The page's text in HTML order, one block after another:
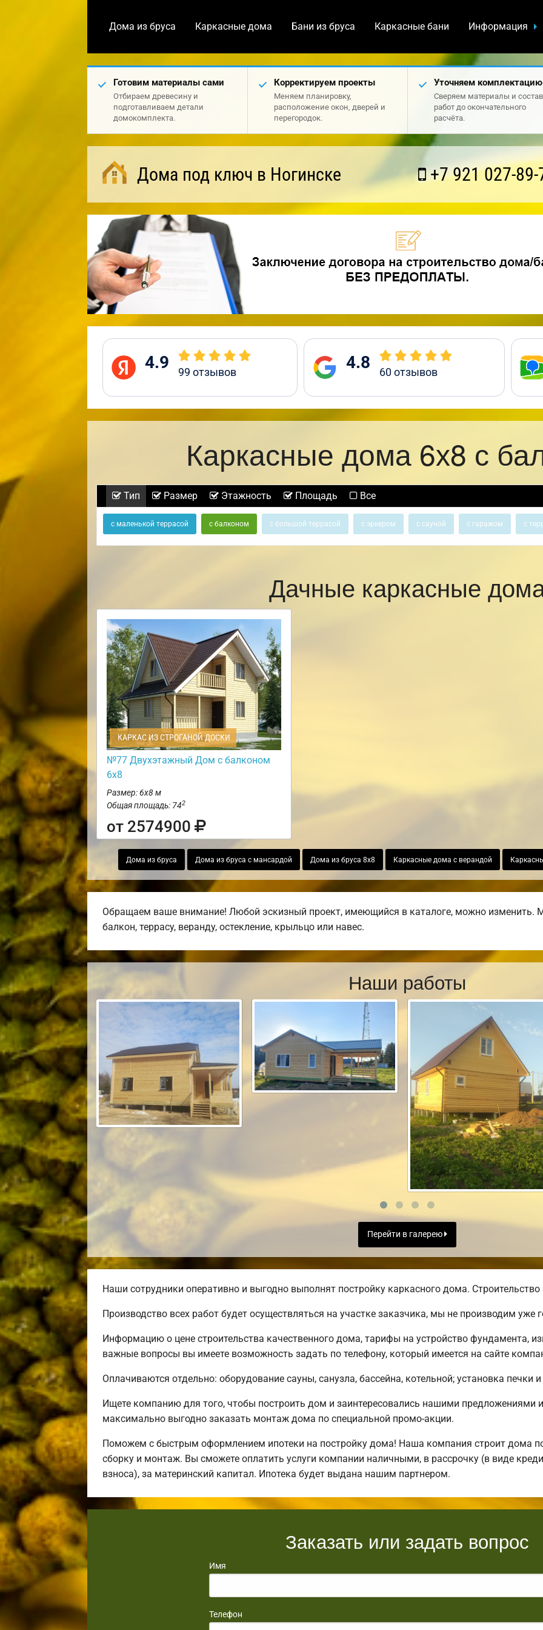
Дома из бруса Каркасные дома Бани из бруса Каркасные бани Информация
Готовим материалы сами
Отбираем древесину и
подготавливаем детали
домокомплекта.
Корректируем проекты
Меняем планировку,
расположение окон, дверей и
перегородок.
Уточняем комплектацию
Сверяем материалы и состав
работ до окончательного
расчёта.
Дома под ключ в Ногинске +7 921 027-89-
4.9 99 отзывов 4.8 60отзывов
Каркасные дома 6х8 с
Тип Размер Этажность Площадь Все
с маленькой террасой с балконом с большой террасой с эркером с сауной с гаражом с
Дачные каркасные
КАРКАС ИЗ СТРОГАНОЙ ДОСКИ
№77 Двухэтажный Дом с балконом
6х8
Размер: 6х8 м
Общая площадь: 742
от 2574900
Дома из бруса Дома из бруса с мансардой Дома из бруса 8х8 Каркасные дома с верандой
Обращаем ваше внимание! Любой эскизный проект, имеющийся в каталоге, можно изменить.
балкон, террасу, веранду, остекление, крыльцо или навес.
Наши работы
Перейти в галерею
Наши сотрудники оперативно и выгодно выполнят постройку каркасного дома.
Производство всех работ будет осуществляться на участке заказчика, мы не производим
Информацию о цене строительства качественного дома, тарифы на устройство фундамента,
важные вопросы вы имеете возможность задать по телефону, который имеется на сайте
Оплачиваются отдельно: оборудование сауны, санузла, бассейна, котельной; установка печки
Ищете компанию для того, чтобы построить дом и заинтересовались нашими предложениями
максимально выгодно заказать монтаж дома по специальной промо-акции.
Поможем с быстрым оформлением ипотеки на постройку дома! Наша компания строит дома
сборку и монтаж. Вы сможете оплатить услуги компании наличными, в рассрочку (в виде
взноса), за материнский капитал. Ипотека будет выдана нашим партнером.
Заказать или задать вопрос
Имя
Телефон